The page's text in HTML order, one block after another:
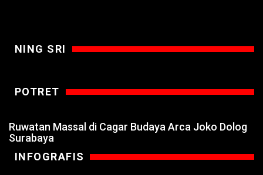
NING SRI
POTRET
Ruwatan Massal di Cagar Budaya Arca Joko Dolog
Surabaya
INFOGRAFIS